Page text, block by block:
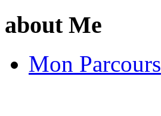
about Me
Mon Parcours